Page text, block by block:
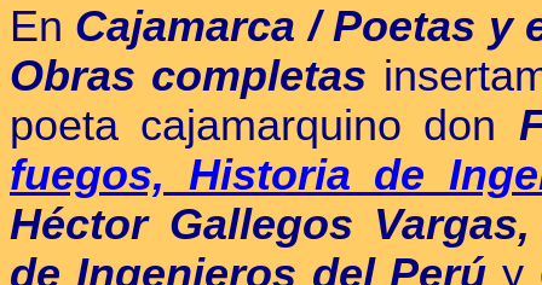
En Cajamarca / Poetas y
Obras completas
poeta cajamarquino don
fuegos, Historia de
Héctor Gallegos
de Ingenieros del Perú y